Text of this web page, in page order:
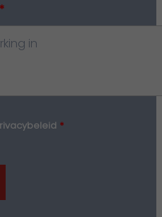
*
*